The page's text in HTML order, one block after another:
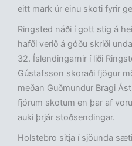
eitt mark úr einu skoti fyrir
Ringsted náði í gott stig á
hafði verið á góðu skriði
32. Íslendingarnir í liði
Gústafsson skoraði fjögur
meðan Guðmundur Bragi
fjórum skotum en þar af
auki þrjár stoðsendingar.
Holstebro sitja í sjöunda